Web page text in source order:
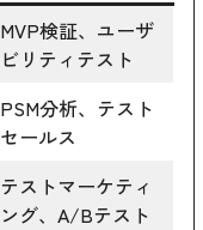
MVP検証、ユーザ
ビリティテスト
PSM分析、テスト
セールス
テストマーケティ
ング、A/Bテスト